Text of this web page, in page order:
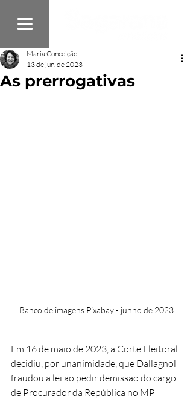
As prerrogativas
Maria Conceição
13 de jun. de 2023
Banco de imagens Pixabay - junho de 2023
Em 16 de maio de 2023, a Corte Eleitoral
decidiu, por unanimidade, que Dallagnol
fraudou a lei ao pedir demissão do cargo
de Procurador da República no MP